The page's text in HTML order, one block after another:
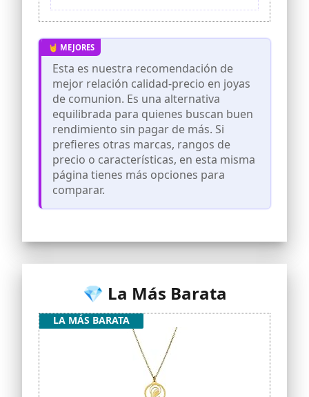
Ocasiones de uso: Apropiado para
Bautizo, Santo y Confirmación
Diseño versátil: Collar elegante y
delicado que combina la resistencia del
acero inoxidable con un bonito
significado religioso
Esta es nuestra recomendación de
mejor relación calidad-precio en joyas
de comunion. Es una alternativa
equilibrada para quienes buscan buen
rendimiento sin pagar de más. Si
prefieres otras marcas, rangos de
precio o características, en esta misma
página tienes más opciones para
comparar.
💎 La Más Barata
LA MÁS BARATA